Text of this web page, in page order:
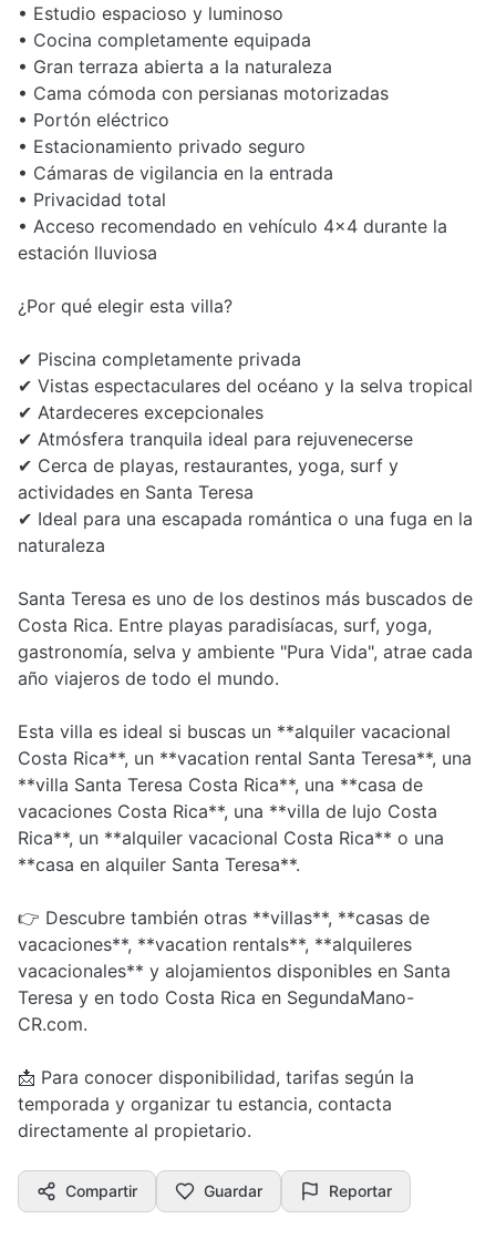
• Estudio espacioso y luminoso
• Cocina completamente equipada
• Gran terraza abierta a la naturaleza
• Cama cómoda con persianas motorizadas
• Portón eléctrico
• Estacionamiento privado seguro
• Cámaras de vigilancia en la entrada
• Privacidad total
• Acceso recomendado en vehículo 4x4 durante la
estación lluviosa
¿Por qué elegir esta villa?
✔ Piscina completamente privada
✔ Vistas espectaculares del océano y la selva tropical
✔ Atardeceres excepcionales
✔ Atmósfera tranquila ideal para rejuvenecerse
✔ Cerca de playas, restaurantes, yoga, surf y
actividades en Santa Teresa
✔ Ideal para una escapada romántica o una fuga en la
naturaleza
Santa Teresa es uno de los destinos más buscados de
Costa Rica. Entre playas paradisíacas, surf, yoga,
gastronomía, selva y ambiente "Pura Vida", atrae cada
año viajeros de todo el mundo.
Esta villa es ideal si buscas un **alquiler vacacional
Costa Rica**, un **vacation rental Santa Teresa**, una
**villa Santa Teresa Costa Rica**, una **casa de
vacaciones Costa Rica**, una **villa de lujo Costa
Rica**, un **alquiler vacacional Costa Rica** o una
**casa en alquiler Santa Teresa**.
👉 Descubre también otras **villas**, **casas de
vacaciones**, **vacation rentals**, **alquileres
vacacionales** y alojamientos disponibles en Santa
Teresa y en todo Costa Rica en SegundaMano-
CR.com.
📩 Para conocer disponibilidad, tarifas según la
temporada y organizar tu estancia, contacta
directamente al propietario.
Compartir Guardar Reportar